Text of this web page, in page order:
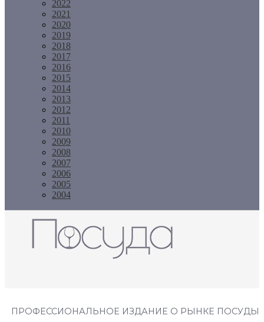
2022
2021
2020
2019
2018
2017
2016
2015
2014
2013
2012
2011
2010
2009
2008
2007
2006
2005
2004
ПРОФЕССИОНАЛЬНОЕ ИЗДАНИЕ О РЫНКЕ ПОСУДЫ